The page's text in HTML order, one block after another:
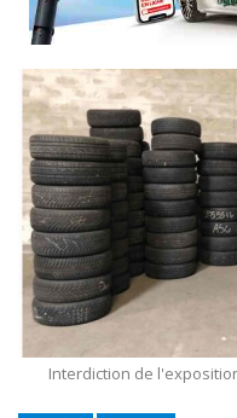
Interdiction de